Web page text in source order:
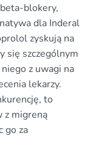
blokery,
dla Inderal
zyskują na
się szczególnym
z uwagi na
lekarzy.
to
z migreną
go za